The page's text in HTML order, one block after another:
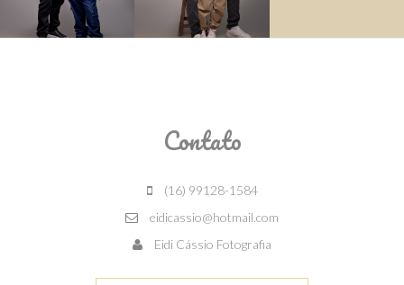
Contato
(16) 99128-1584
eidicassio@hotmail.com
Eidi Cássio Fotografia